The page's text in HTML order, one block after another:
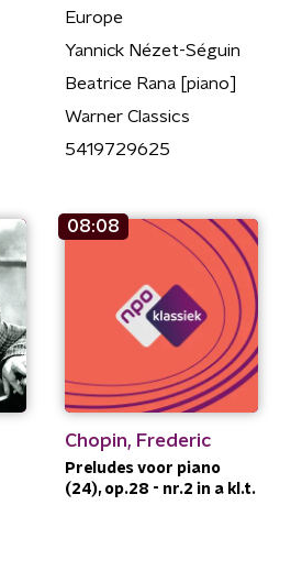
Europe
Yannick Nézet-Séguin
Beatrice Rana [piano]
Warner Classics
5419729625
08:08
Chopin, Frederic
Preludes voor piano
(24), op.28 - nr.2 in a kl.t.